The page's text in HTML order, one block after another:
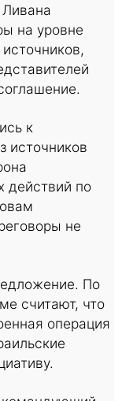
на уровне
к
источников
действий по
не
По
считают, что
операция